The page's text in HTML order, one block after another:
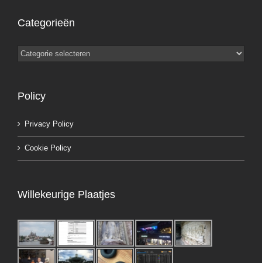
Categorieën
Categorieën
Policy
Privacy Policy
Cookie Policy
Willekeurige Plaatjes